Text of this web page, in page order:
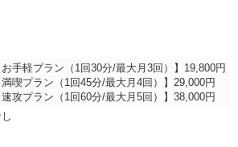
お手軽プラン（1回30分/最大月3回）】19,800円
満喫プラン（1回45分/最大月4回）】29,000円
速攻プラン（1回60分/最大月5回）】38,000円